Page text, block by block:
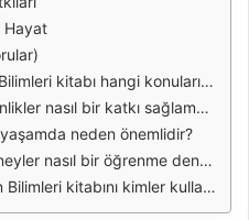
Hayat
hangi konuları kapsamaktadır?
nasıl bir katkı sağlamaktadır?
neden önemlidir?
bir öğrenme deneyimi sunmaktadır?
kitabını kimler kullanabilir?